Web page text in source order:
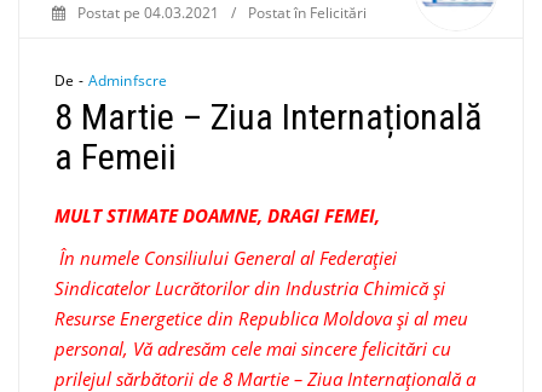
Postat pe 04.03.2021 / Postat în Felicitări
De - Adminfscre
8 Martie – Ziua Internațională
a Femeii
MULT STIMATE DOAMNE, DRAGI FEMEI,
În numele Consiliului General al Federației
Sindicatelor Lucrătorilor din Industria Chimică și
Resurse Energetice din Republica Moldova și al meu
personal, Vă adresăm cele mai sincere felicitări cu
prilejul sărbătorii de 8 Martie – Ziua Internațională a